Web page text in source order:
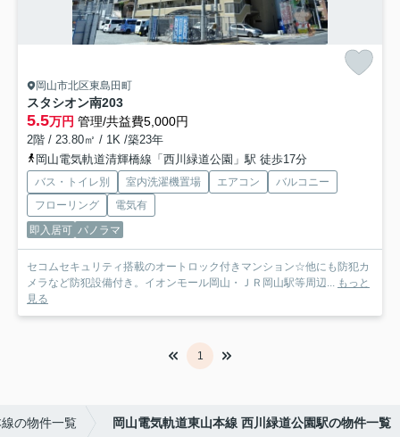
岡山市北区東島田町
スタシオン南203
5.5万円 管理/共益費5,000円
2階 / 23.80㎡ / 1K /築23年
岡山電気軌道清輝橋線「西川緑道公園」駅 徒歩17分
バス・トイレ別 室内洗濯機置場 エアコン
バルコニー
フローリング
電気有
即入居可 パノラマ
セコムセキュリティ搭載のオートロック付きマンション☆他にも防犯カ
メラなど防犯設備付き。イオンモール岡山・ＪＲ岡山駅等周辺... もっと
見る
1
の物件一覧 岡山電気軌道東山本線 西川緑道公園駅の物件一覧